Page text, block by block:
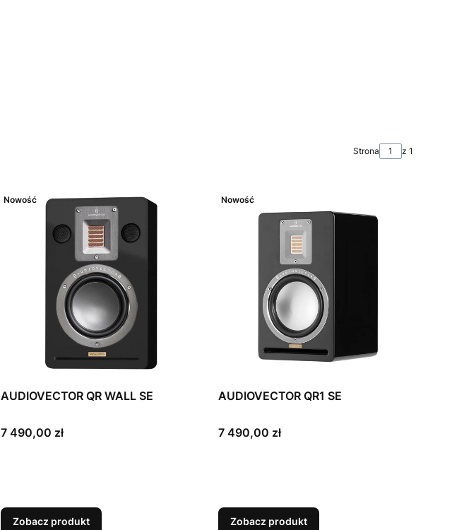
Strona z 1
Nowość
AUDIOVECTOR QR WALL SE
Cena
7 490,00 zł
Zobacz produkt
Nowość
AUDIOVECTOR QR1 SE
Cena
7 490,00 zł
Zobacz produkt